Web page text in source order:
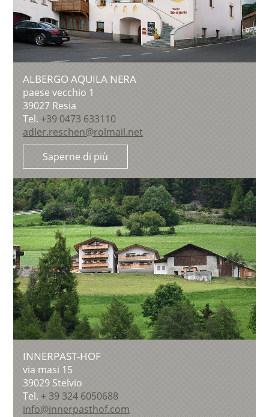
ALBERGO AQUILA NERA
paese vecchio 1
39027 Resia
Tel.+39 0473 633110
adler.reschen@rolmail.net
Saperne di più
INNERPAST-HOF
via masi 15
39029Stelvio
Tel. + 39 324 6050688
info@innerpasthof.com